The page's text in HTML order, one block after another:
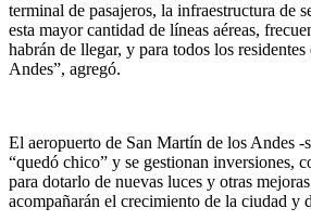
terminal de pasajeros, la infraestructura de
esta mayor cantidad de líneas aéreas,
habrán de llegar, y para todos los
Andes”, agregó.
El aeropuerto de San Martín de los Andes -
“quedó chico” y se gestionan inversiones,
para dotarlo de nuevas luces y otras
acompañarán el crecimiento de la ciudad y